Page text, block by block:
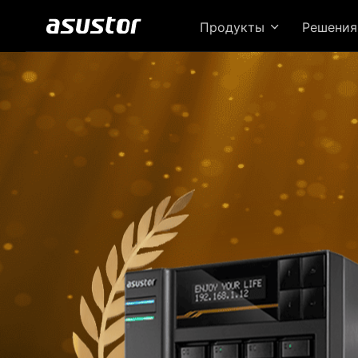
Продукты